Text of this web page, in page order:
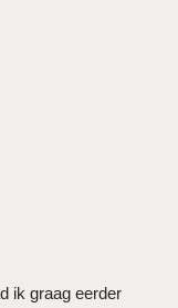
ik graag eerder